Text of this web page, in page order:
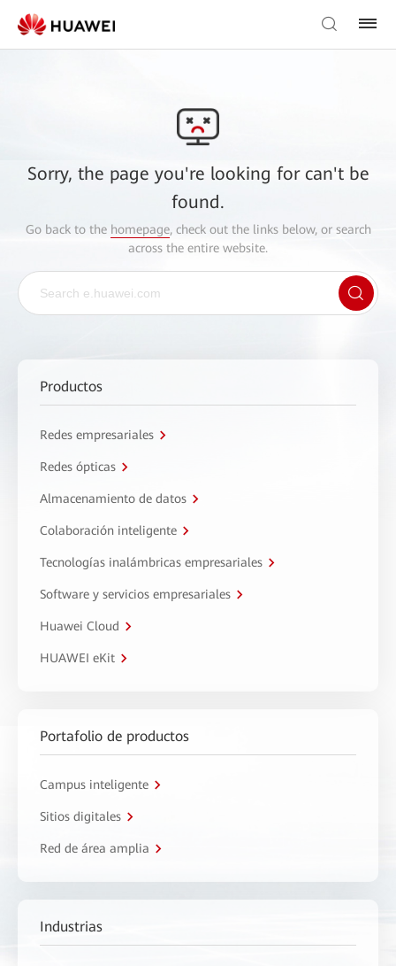
Sorry, the page you're looking for can't be
found.
Go back to the homepage, check out the links below, or search
across the entire website.
Productos
Redes empresariales
Redes ópticas
Almacenamiento de datos
Colaboración inteligente
Tecnologías inalámbricas empresariales
Software y servicios empresariales
Huawei Cloud
HUAWEI eKit
Portafolio de productos
Campus inteligente
Sitios digitales
Red de área amplia
Industrias